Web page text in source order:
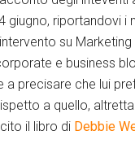
giugno, riportandovi i
su
e business
a precisare che lui
a quello,
il libro di Debbie